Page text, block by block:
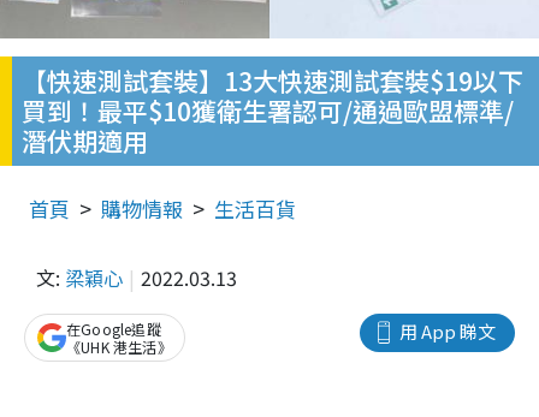
【快速測試套裝】13大快速測試套裝$19以下
買到！最平$10獲衛生署認可/通過歐盟標準/
潛伏期適用
首頁 購物情報 生活百貨
文: 梁穎心 2022.03.13
用 App 睇文
在Google追蹤
《UHK 港生活》